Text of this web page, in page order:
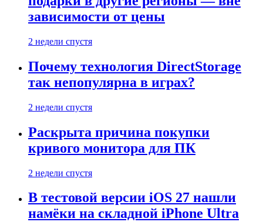
зависимости от цены
2 недели спустя
Почему технология DirectStorage
так непопулярна в играх?
2 недели спустя
Раскрыта причина покупки
кривого монитора для ПК
2 недели спустя
В тестовой версии iOS 27 нашли
намёки на складной iPhone Ultra